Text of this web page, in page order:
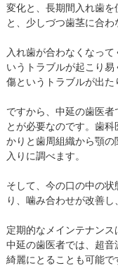
変化と、長期間入れ歯
と、少しづつ歯茎に合わ
入れ歯が合わなくなっ
いうトラブルが起こり
傷というトラブルが出た
ですから、中延の歯医
とが必要なのです。歯
かりと歯周組織から顎
入りに調べます。
そして、今の口の中の
り、噛み合わせが改善し
定期的なメインテナンス
中延の歯医者では、超
綺麗にとることも可能で